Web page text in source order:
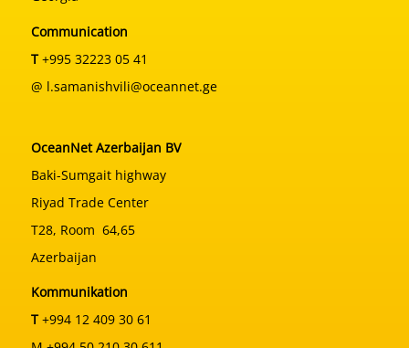
Communication
T+995 32223 05 41
@ l.samanishvili@oceannet.ge
OceanNet Azerbaijan BV
Baki-Sumgait highway
Riyad Trade Center
T28, Room 64,65
Azerbaijan
Kommunikation
T+994 12 409 30 61